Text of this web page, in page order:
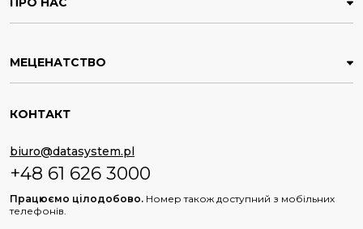
МЕЦЕНАТСТВО
КОНТАКТ
biuro@datasystem.pl
+48 61 626 3000
Працюємо цілодобово. Номер також доступний з мобільних
телефонів.